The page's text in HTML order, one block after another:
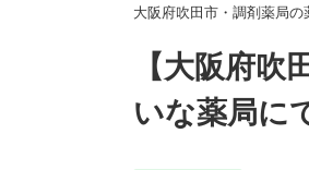
大阪府吹田市・調剤薬局の
【大阪府
いな薬局に